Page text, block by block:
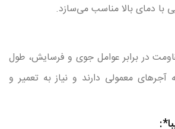
با دمای بالا مناسب می‌سازد.
در برابر عوامل جوی و فرسایش، طول
معمولی دارند و نیاز به تعمیر و